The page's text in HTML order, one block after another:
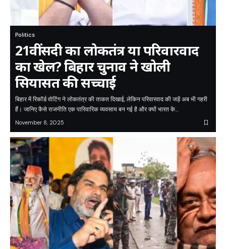
Politics
21वीं सदी का लोकतंत्र या परिवारवाद
का खेल? बिहार चुनाव ने खोली
सियासत की सच्चाई
बिहार में रिकॉर्ड वोटिंग ने लोकतंत्र की ताकत दिखाई, लेकिन परिवारवाद की जड़ें अब भी गहरी
हैं। जानिए कैसे राजनीति एक पारिवारिक व्यवसाय बन गई है और क्यों भारत के…
November 8, 2025